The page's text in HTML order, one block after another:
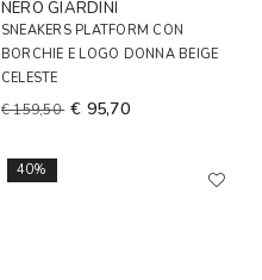
NERO GIARDINI
SNEAKERS PLATFORM CON
BORCHIE E LOGO DONNA BEIGE
CELESTE
€ 159,50 € 95,70
40%